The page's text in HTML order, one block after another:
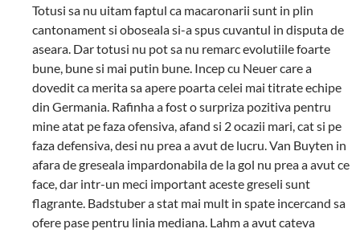
Totusi sa nu uitam faptul ca macaronarii sunt in plin
cantonament si oboseala si-a spus cuvantul in disputa de
aseara. Dar totusi nu pot sa nu remarc evolutiile foarte
bune, bune si mai putin bune. Incep cu Neuer care a
dovedit ca merita sa apere poarta celei mai titrate echipe
din Germania. Rafinha a fost o surpriza pozitiva pentru
mine atat pe faza ofensiva, afand si 2 ocazii mari, cat si pe
faza defensiva, desi nu prea a avut de lucru. Van Buyten in
afara de greseala impardonabila de la gol nu prea a avut ce
face, dar intr-un meci important aceste greseli sunt
flagrante. Badstuber a stat mai mult in spate incercand sa
ofere pase pentru linia mediana. Lahm a avut cateva